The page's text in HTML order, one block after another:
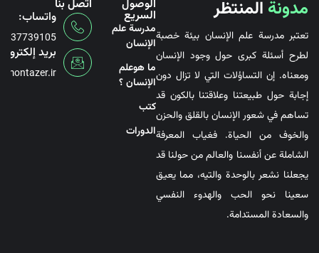
مدونة المنتظر
تعتبر مدرسة علم الإنسان بيئة خصبة
لطرح أسئلة كبرى حول وجود الإنسان
ومعناه. إن التساؤلات التي لا تزال دون
إجابة حول طبيعتنا وعلاقتنا بالكون قد
تساهم في شعور الإنسان بالقلق والحزن
والخوف من الحياة. فغياب المعرفة
الشاملة عن أنفسنا والعالم من حولنا قد
يجعلنا نشعر بالوحدة والتيه، مما يعيق
سعينا نحو الحب والهدوء النفسي
والسعادة المستدامة.
الوصول
السريع
مدرسة علم
الإنسان
ما هوعلم
الإنسان ؟
کتب
الدورات
اتصل بنا
واتساب:
بريد